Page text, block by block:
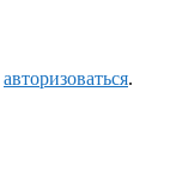
авторизоваться.